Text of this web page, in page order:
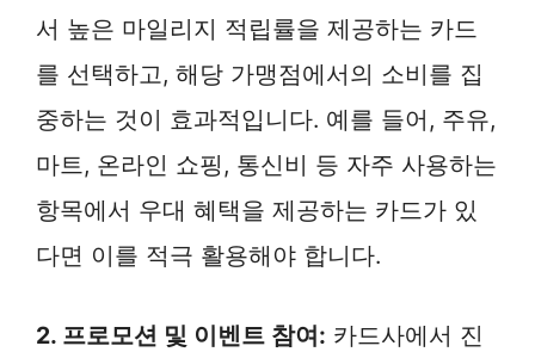
서 높은 마일리지 적립률을 제공하는 카드
를 선택하고, 해당 가맹점에서의 소비를 집
중하는 것이 효과적입니다. 예를 들어, 주유,
마트, 온라인 쇼핑, 통신비 등 자주 사용하는
항목에서 우대 혜택을 제공하는 카드가 있
다면 이를 적극 활용해야 합니다.
2. 프로모션 및 이벤트 참여: 카드사에서 진